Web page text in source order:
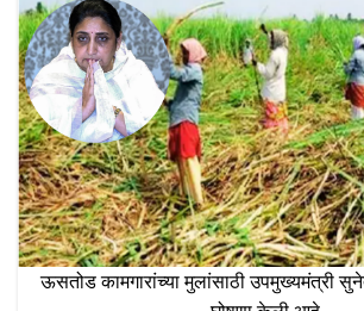
ऊसतोड कामगारांच्या मुलांसाठी उपमुख्यमंत्री